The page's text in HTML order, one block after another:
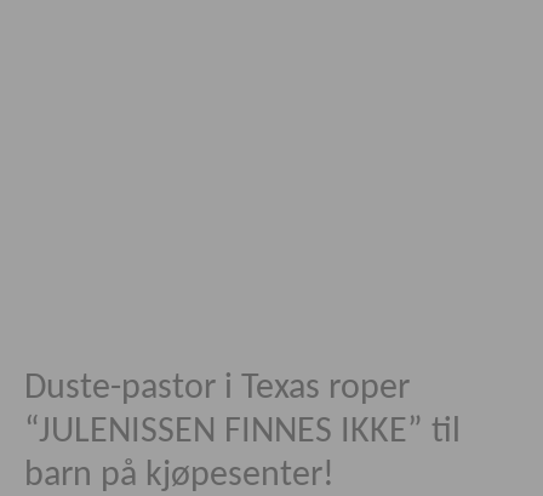
Duste-pastor i Texas roper
“JULENISSEN FINNES IKKE” til
barn på kjøpesenter!